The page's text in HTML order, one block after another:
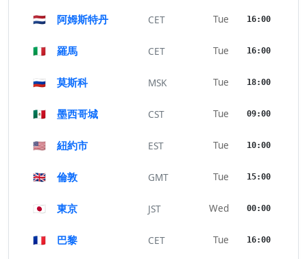
🇳🇱 阿姆斯特丹 CET Tue 16:00
🇮🇹 羅馬 CET Tue 16:00
🇷🇺 莫斯科 MSK Tue 18:00
🇲🇽 墨西哥城 CST Tue 09:00
🇺🇸 紐約市 EST Tue 10:00
🇬🇧 倫敦 GMT Tue 15:00
🇯🇵 東京 JST Wed 00:00
🇫🇷 巴黎 CET Tue 16:00